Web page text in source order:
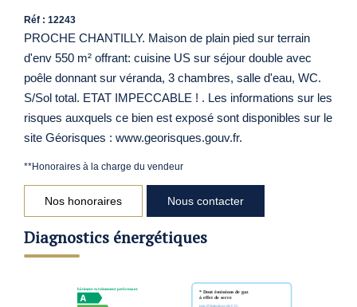
Réf : 12243
PROCHE CHANTILLY. Maison de plain pied sur terrain
d'env 550 m² offrant: cuisine US sur séjour double avec
poêle donnant sur véranda, 3 chambres, salle d'eau, WC.
S/Sol total. ETAT IMPECCABLE ! . Les informations sur les
risques auxquels ce bien est exposé sont disponibles sur le
site Géorisques : www.georisques.gouv.fr.
**Honoraires à la charge du vendeur
Nos honoraires Nous contacter
Diagnostics énergétiques